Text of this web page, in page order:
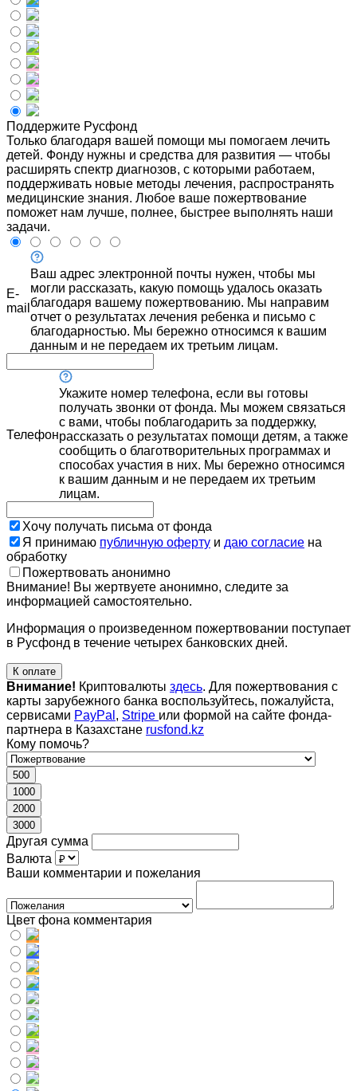
Поддержите Русфонд
Только благодаря вашей помощи мы помогаем лечить
детей. Фонду нужны и средства для развития — чтобы
расширять спектр диагнозов, с которыми работаем,
поддерживать новые методы лечения, распространять
медицинские знания. Любое ваше пожертвование
поможет нам лучше, полнее, быстрее выполнять наши
задачи.
E-
mail
Ваш адрес электронной почты нужен, чтобы мы
могли рассказать, какую помощь удалось оказать
благодаря вашему пожертвованию. Мы направим
отчет о результатах лечения ребенка и письмо с
благодарностью. Мы бережно относимся к вашим
данным и не передаем их третьим лицам.
Телефон
Укажите номер телефона, если вы готовы
получать звонки от фонда. Мы можем связаться
с вами, чтобы поблагодарить за поддержку,
рассказать о результатах помощи детям, а также
сообщить о благотворительных программах и
способах участия в них. Мы бережно относимся
к вашим данным и не передаем их третьим
лицам.
Хочу получать письма от фонда
Я принимаю публичную оферту и даю согласие на
обработку
Пожертвовать анонимно
Внимание! Вы жертвуете анонимно, следите за
информацией самостоятельно.
Информация о произведенном пожертвовании поступает
в Русфонд в течение четырех банковских дней.
К оплате
Внимание! Криптовалюты здесь. Для пожертвования с
карты зарубежного банка воспользуйтесь, пожалуйста,
сервисами PayPal , Stripe или формой на сайте фонда-
партнера в Казахстане rusfond.kz
Кому помочь?
500
1000
2000
3000
Другая сумма
Валюта
Ваши комментарии и пожелания
Цвет фона комментария